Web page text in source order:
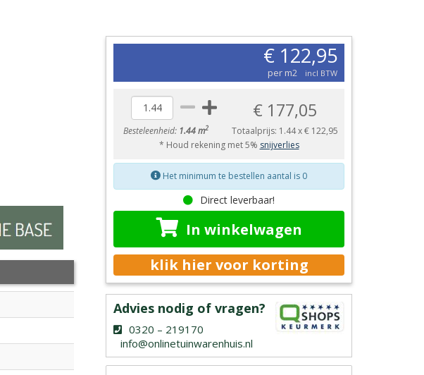
€ 122,95
per m2 incl BTW
Besteleenheid: 1.44 m2
€ 177,05
Totaalprijs: 1.44x€ 122,95
* Houd rekening met 5% snijverlies
Het minimum te bestellen aantal is 0
Direct leverbaar!
In winkelwagen
klik hier voor korting
Advies nodig of vragen?
0320 – 219170
info@onlinetuinwarenhuis.nl